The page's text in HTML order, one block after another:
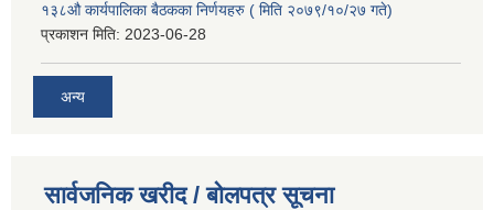
१३८औ कार्यपालिका बैठकका निर्णयहरु ( मिति २०७९/१०/२७ गते)
प्रकाशन मिति: 2023-06-28
अन्य
सार्वजनिक खरीद / बोलपत्र सूचना